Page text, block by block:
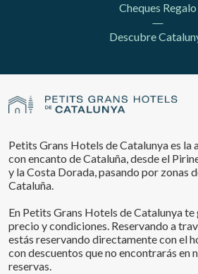
Cheques Regalo
Descubre
Petits Grans Hotels de Catalunya es la
con encanto de Cataluña, desde el
y la Costa Dorada, pasando por zonas
Cataluña.
En Petits Grans Hotels de Catalunya
precio y condiciones. Reservando a
estás reservando directamente con el
con descuentos que no encontrarás en
reservas.